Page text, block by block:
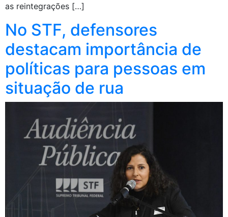
as reintegrações […]
No STF, defensores
destacam importância de
políticas para pessoas em
situação de rua